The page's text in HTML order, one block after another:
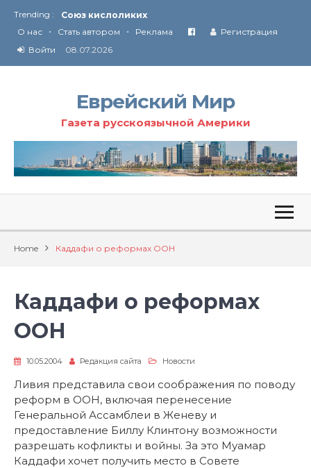
Trending :
Союз кислоликих
Соглашение США с Ираном
Технология Революции в Иране
О нас • Стать автором • Реклама
Регистрация
Войти
08.07.2026
Еврейский Мир
Газета русскоязычной Америки
Home Каддафи о реформах ООН
Каддафи о реформах
ООН
10.05.2004 Редакция сайта Новости
Ливия представила свои соображения по поводу
реформ в ООН, включая перенесение
Генеральной Ассамблеи в Женеву и
предоставление Биллу Клинтону возможности
разрешать кофликты и войны. За это Муамар
Каддафи хочет получить место в Совете